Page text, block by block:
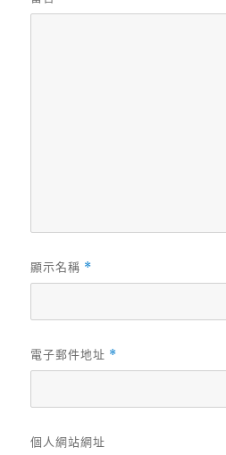
顯示名稱 *
電子郵件地址 *
個人網站網址